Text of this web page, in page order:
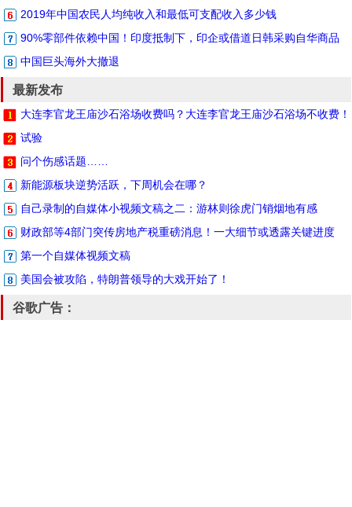
2019年中国农民人均纯收入和最低可支配收入多少钱
90%零部件依赖中国！印度抵制下，印企或借道日韩采购自华商品
中国巨头海外大撤退
最新发布
大连李官龙王庙沙石浴场收费吗？大连李官龙王庙沙石浴场不收费！
试验
问个伤感话题……
新能源板块逆势活跃，下周机会在哪？
自己录制的自媒体小视频文稿之二：游林则徐虎门销烟地有感
财政部等4部门突传房地产税重磅消息！一大细节或透露关键进度
第一个自媒体视频文稿
美国会被攻陷，特朗普领导的大戏开始了！
谷歌广告：